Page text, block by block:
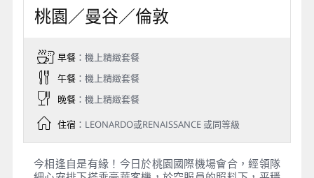
桃園／曼谷／倫敦
早餐：機上精緻套餐
午餐：機上精緻套餐
晚餐：機上精緻套餐
住宿：LEONARDO或RENAISSANCE 或同等級
今相逢自是有緣！今日於桃園國際機場會合，經領隊